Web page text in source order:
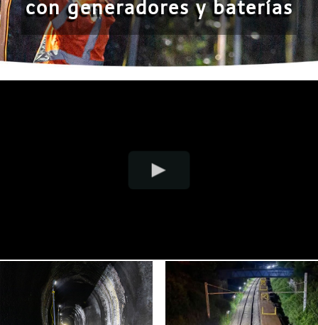
con generadores y baterías